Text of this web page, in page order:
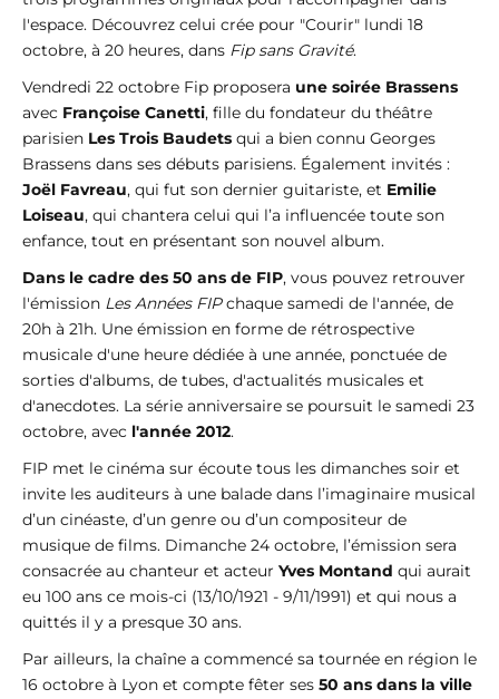
l'espace. Découvrez celui crée pour "Courir" lundi 18
octobre, à 20 heures, dans Fip sans Gravité.
Vendredi 22 octobre Fip proposera une soirée Brassens
avec Françoise Canetti, fille du fondateur du théâtre
parisien Les Trois Baudets qui a bien connu Georges
Brassens dans ses débuts parisiens. Également invités :
Joël Favreau, qui fut son dernier guitariste, et Emilie
Loiseau, qui chantera celui qui l’a influencée toute son
enfance, tout en présentant son nouvel album.
Dans le cadre des 50 ans de FIP, vous pouvez retrouver
l'émission Les Années FIPchaque samedi de l'année, de
20h à 21h. Une émission en forme de rétrospective
musicale d'une heure dédiée à une année, ponctuée de
sorties d'albums, de tubes, d'actualités musicales et
d'anecdotes. La série anniversaire se poursuit le samedi 23
octobre, avec l'année 2012.
FIP met le cinéma sur écoute tous les dimanches soir et
invite les auditeurs à une balade dans l’imaginaire musical
d’un cinéaste, d’un genre ou d’un compositeur de
musique de films. Dimanche 24 octobre, l’émission sera
consacrée au chanteur et acteur Yves Montand qui aurait
eu 100 ans ce mois-ci (13/10/1921 - 9/11/1991) et qui nous a
quittés il y a presque 30 ans.
Par ailleurs, la chaîne a commencé sa tournée en région le
16 octobre à Lyon et compte fêter ses 50 ans dans la ville